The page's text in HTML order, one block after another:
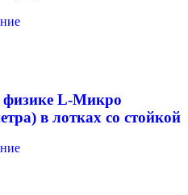
физике L-Микро
в лотках со стойкой